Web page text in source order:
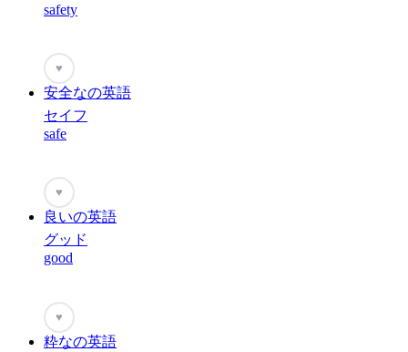
safety
♥
安全なの英語
セイフ
safe
♥
良いの英語
グッド
good
♥
粋なの英語